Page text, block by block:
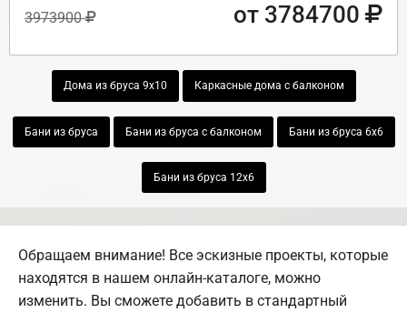
3973900 от 3784700
Дома из бруса 9х10 Каркасные дома с балконом
Бани из бруса Бани из бруса с балконом Бани из бруса 6х6
Бани из бруса 12х6
Обращаем внимание! Все эскизные проекты, которые
находятся в нашем онлайн-каталоге, можно
изменить. Вы сможете добавить в стандартный